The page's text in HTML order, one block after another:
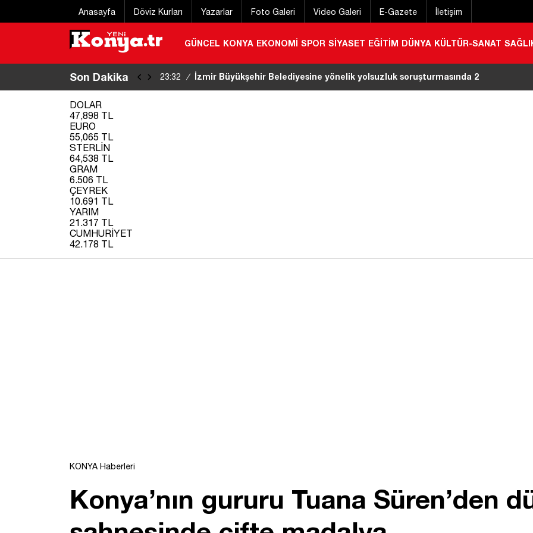
Anasayfa Döviz Kurları Yazarlar Foto Galeri Video Galeri E-Gazete İletişim
GÜNCEL KONYA EKONOMİ SPOR SİYASET EĞİTİM DÜNYA KÜLTÜR-SANAT
Son Dakika 22:20 / Eğitim uçağı kaza kırıma uğradı |
DOLAR
47,898 TL
EURO
55,065 TL
STERLİN
64,538 TL
GRAM
6.506 TL
ÇEYREK
10.691 TL
YARIM
21.317 TL
CUMHURİYET
42.178 TL
KONYA Haberleri
Konya’nın gururu Tuana Süren’den